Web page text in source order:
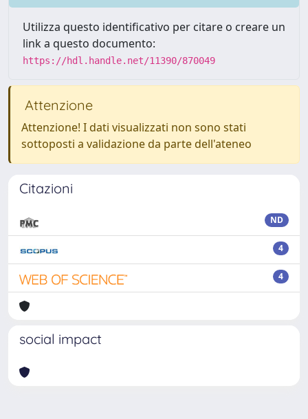
Utilizza questo identificativo per citare o creare un
link a questo documento:
https://hdl.handle.net/11390/870049
Attenzione
Attenzione! I dati visualizzati non sono stati
sottoposti a validazione da parte dell'ateneo
Citazioni
ND
4
4
social impact